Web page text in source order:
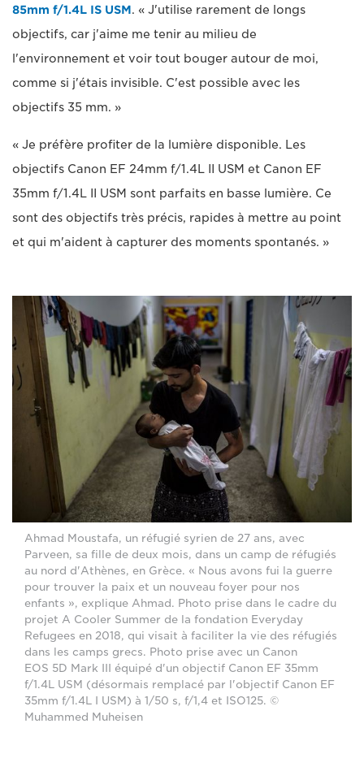
85mm f/1.4L IS USM. « J'utilise rarement de longs
objectifs, car j'aime me tenir au milieu de
l'environnement et voir tout bouger autour de moi,
comme si j'étais invisible. C'est possible avec les
objectifs 35 mm. »
« Je préfère profiter de la lumière disponible. Les
objectifs Canon EF 24mm f/1.4L II USM et Canon EF
35mm f/1.4L II USM sont parfaits en basse lumière. Ce
sont des objectifs très précis, rapides à mettre au point
et qui m'aident à capturer des moments spontanés. »
Ahmad Moustafa, un réfugié syrien de 27 ans, avec
Parveen, sa fille de deux mois, dans un camp de réfugiés
au nord d'Athènes, en Grèce. « Nous avons fui la guerre
pour trouver la paix et un nouveau foyer pour nos
enfants », explique Ahmad. Photo prise dans le cadre du
projet A Cooler Summer de la fondation Everyday
Refugees en 2018, qui visait à faciliter la vie des réfugiés
dans les camps grecs. Photo prise avec un Canon
EOS 5D Mark III équipé d'un objectif Canon EF 35mm
f/1.4L USM (désormais remplacé par l'objectif Canon EF
35mm f/1.4L I USM) à 1/50 s, f/1,4 et ISO125. ©
Muhammed Muheisen